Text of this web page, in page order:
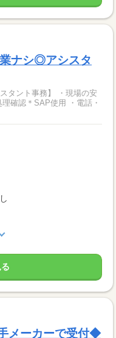
ナシ◎アシスタ
タント事務】 ・現場の安
確認＊SAP使用 ・電話・
メーカーで受付◆